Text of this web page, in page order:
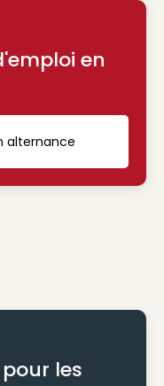
en
nos offres en
alternance
les